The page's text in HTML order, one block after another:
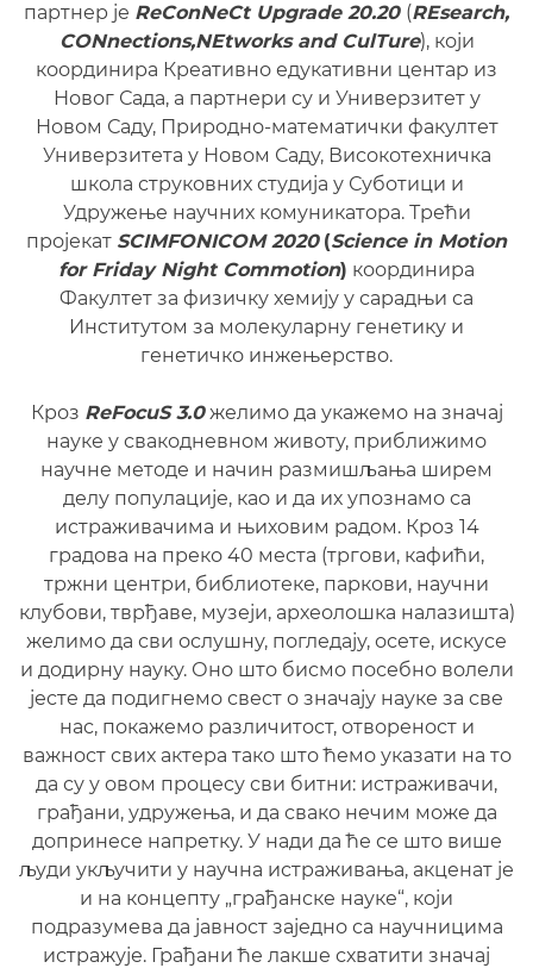
партнер је ReConNeCt Upgrade 20.20 (REsearch,
CONnections,NEtworks and CulTure), који
координира Креативно едукативни центар из
Новог Сада, а партнери су и Универзитет у
Новом Саду, Природно-математички факултет
Универзитета у Новом Саду, Високотехничка
школа струковних студија у Суботици и
Удружење научних комуникатора. Трећи
пројекат SCIMFONICOM 2020 (Science in Motion
for Friday Night Commotion) координира
Факултет за физичку хемију у сарадњи са
Институтом за молекуларну генетику и
генетичко инжењерство.
Кроз ReFocuS 3.0желимо да укажемо на значај
науке у свакодневном животу, приближимо
научне методе и начин размишљања ширем
делу популације, као и да их упознамо са
истраживачима и њиховим радом. Кроз 14
градова на преко 40 места (тргови, кафићи,
тржни центри, библиотеке, паркови, научни
клубови, тврђаве, музеји, археолошка налазишта)
желимо да сви ослушну, погледају, осете, искусе
и додирну науку. Оно што бисмо посебно волели
јесте да подигнемо свест о значају науке за све
нас, покажемо различитост, отвореност и
важност свих актера тако што ћемо указати на то
да су у овом процесу сви битни: истраживачи,
грађани, удружења, и да свако нечим може да
допринесе напретку. У нади да ће се што више
људи укључити у научна истраживања, акценат је
и на концепту „грађанске науке“, који
подразумева да јавност заједно са научницима
истражује. Грађани ће лакше схватити значај